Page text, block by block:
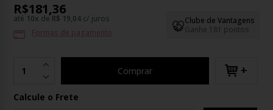
Clube de Vantagens
Ganhe 181 pontos
R$181,36
até 10x deR$ 19,04 c/ juros
Formas de pagamento
Comprar +
Calcule o Frete